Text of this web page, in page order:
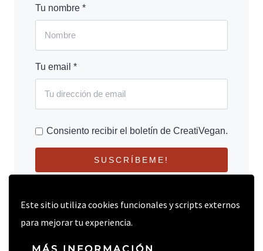
Este sitio utiliza cookies funcionales y scripts externos
para mejorar tu experiencia.
Tu nombre *
Tu email *
Consiento recibir el boletín de CreatiVegan.
SUSCRÍBEME!